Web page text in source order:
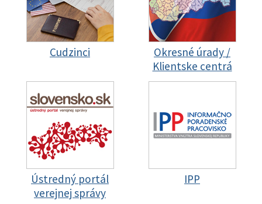
Cudzinci
Okresné úrady /
Klientske centrá
Ústredný portál
verejnej správy
IPP